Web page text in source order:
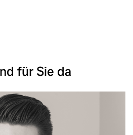
für Sie da